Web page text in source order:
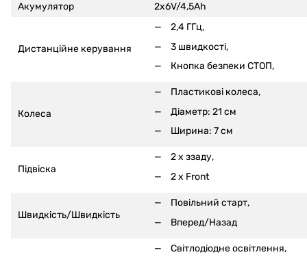
Акумулятор
2x6V/4,5Ah
Дистанційне керування
2,4 ГГц,
3 швидкості,
Кнопка безпеки СТОП,
Колеса
Пластикові колеса,
Діаметр: 21 см
Ширина: 7 см
Підвіска
2 x ззаду,
2 x Front
Швидкість/Швидкість
Повільний старт,
Вперед/Назад
Світлодіодне освітлення,